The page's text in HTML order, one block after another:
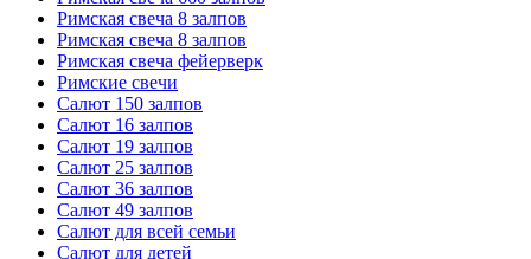
Римская свеча 8 залпов
Римская свеча 8 залпов
Римская свеча фейерверк
Римские свечи
Салют 150 залпов
Салют 16 залпов
Салют 19 залпов
Салют 25 залпов
Салют 36 залпов
Салют 49 залпов
Салют для всей семьи
Салют для детей